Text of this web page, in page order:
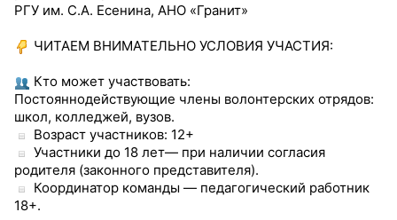
РГУ им. С.А. Есенина, АНО «Гранит»
ЧИТАЕМ ВНИМАТЕЛЬНО УСЛОВИЯ УЧАСТИЯ:
Кто может участвовать:
Постояннодействующие члены волонтерских отрядов:
школ, колледжей, вузов.
Возраст участников: 12+
Участники до 18 лет— при наличии согласия
родителя (законного представителя).
Координатор команды — педагогический работник
18+.